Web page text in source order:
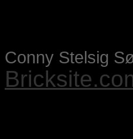
Conny Stelsig